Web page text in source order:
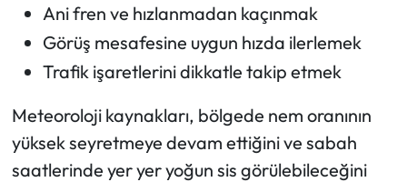
Ani fren ve hızlanmadan kaçınmak
Görüş mesafesine uygun hızda ilerlemek
Trafik işaretlerini dikkatle takip etmek
Meteoroloji kaynakları, bölgede nem oranının
yüksek seyretmeye devam ettiğini ve sabah
saatlerinde yer yer yoğun sis görülebileceğini